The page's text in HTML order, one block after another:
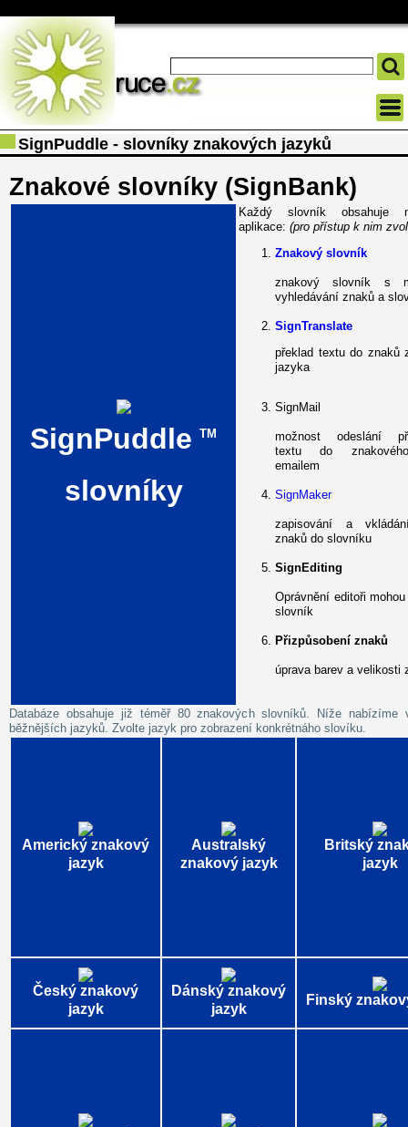
SignPuddle - slovníky znakových jazyků
Znakové slovníky (SignBank)
SignPuddle TM
slovníky
Každý slovník obsahuje
aplikace: (pro přístup k nim
Znakový slovník
znakový slovník s
vyhledávání znaků a
SignTranslate
překlad textu do znaků
jazyka
SignMail
možnost odeslání
textu do
emailem
SignMaker
zapisování a
znaků do slovníku
SignEditing
Oprávnění editoři
slovník
Přizpůsobení znaků
úprava barev a velikosti
Databáze obsahuje již téměř 80 znakových slovníků. Níže nabízíme
běžnějších jazyků. Zvolte jazyk pro zobrazení konkrétnáho slovíku.
Americký znakový
jazyk
Australský
znakový jazyk
Britský
jazyk
Český znakový
jazyk
Dánský znakový
jazyk
Finský